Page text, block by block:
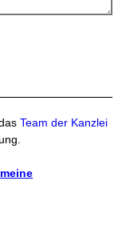
Team der Kanzlei